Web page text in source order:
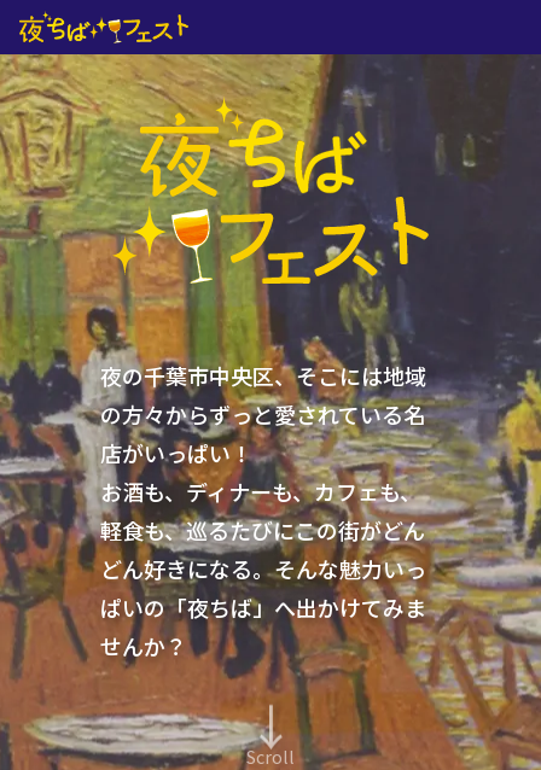
夜の千葉市中央区、そこには地域
の方々からずっと愛されている名
店がいっぱい！
お酒も、ディナーも、カフェも、
軽食も、巡るたびにこの街がどん
どん好きになる。そんな魅力いっ
ぱいの「夜ちば」へ出かけてみま
せんか？
↓
Scroll